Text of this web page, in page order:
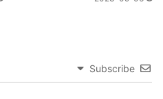
Subscribe